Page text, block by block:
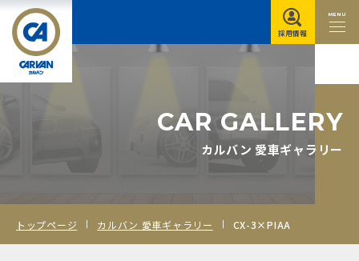
MENU
採用情報
CAR GALLERY
カルバン 愛車ギャラリー
トップページ カルバン 愛車ギャラリー CX-3×PIAA